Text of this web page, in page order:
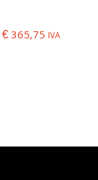
€365,75 Fascia
IVA